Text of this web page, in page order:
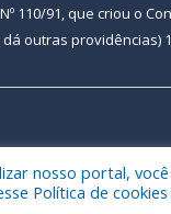
110/91, que criou o
dá outras providências)
nosso portal,
Política de cookies